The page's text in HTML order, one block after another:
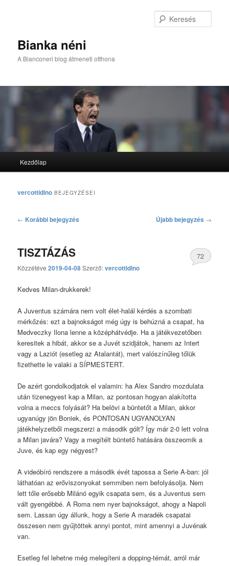
Bianka néni
A Bianconeri blog átmeneti otthona
Tovább az elsődleges tartalomra
Tovább a másodlagos tartalomra
Kezdőlap
vercottidino BEJEGYZÉSEI
Bejegyzés navigáció
← Korábbi bejegyzés Újabb bejegyzés →
TISZTÁZÁS
Közzétéve2019-04-08Szerző:vercottidino
72
Kedves Milan-drukkerek!
A Juventus számára nem volt élet-halál kérdés a szombati
mérkőzés: ezt a bajnokságot még úgy is behúzná a csapat, ha
Medveczky Ilona lenne a középhátvédje. Ha a játékvezetőben
keresitek a hibát, akkor se a Juvét szidjátok, hanem az Intert
vagy a Laziót (esetleg az Atalantát), mert valószínűleg tőlük
fizethette le valaki a SÍPMESTERT.
De azért gondolkodjatok el valamin: ha Alex Sandro mozdulata
után tizenegyest kap a Milan, az pontosan hogyan alakította
volna a meccs folyását? Ha belövi a büntetőt a Milan, akkor
ugyanúgy jön Boniek, és PONTOSAN UGYANOLYAN
játékhelyzetből megszerzi a második gólt? Így már 2-0 lett volna
a Milan javára? Vagy a megítélt büntető hatására összeomik a
Juve, és kap egy négyest?
A videóbíró rendszere a második évét tapossa a Serie A-ban: jól
láthatóan az erőviszonyokat semmiben nem befolyásolja. Nem
lett tőle erősebb Milánó egyik csapata sem, és a Juventus sem
vált gyengébbé. A Roma nem nyer bajnokságot, ahogy a Napoli
sem. Lassan úgy állunk, hogy a Serie A maradék csapatai
összesen nem gyűjtöttek annyi pontot, mint amennyi a Juvénak
van.
Esetleg fel lehetne még melegíteni a dopping-témát, arról már